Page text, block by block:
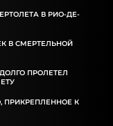
В РИО-ДЕ-
В СМЕРТЕЛЬНОЙ
ПРОЛЕТЕЛ
ПРИКРЕПЛЕННОЕ К